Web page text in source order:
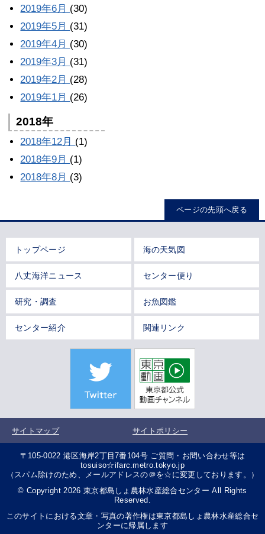
2019年6月 (30)
2019年5月 (31)
2019年4月 (30)
2019年3月 (31)
2019年2月 (28)
2019年1月 (26)
2018年
2018年12月 (1)
2018年9月 (1)
2018年8月 (3)
ページの先頭へ戻る
トップページ 海の天気図
八丈海洋ニュース センター便り
研究・調査 お魚図鑑
センター紹介 関連リンク
サイトマップ サイトポリシー
〒105-0022 港区海岸2丁目7番104号 ご質問・お問い合わせ等は
tosuiso☆ifarc.metro.tokyo.jp
（スパム除けのため、メールアドレスの＠を☆に変更しております。）
© Copyright 2026 東京都島しょ農林水産総合センター All Rights
Reserved.
このサイトにおける文章・写真の著作権は東京都島しょ農林水産総合セ
ンターに帰属します